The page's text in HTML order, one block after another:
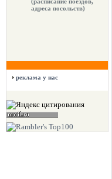
адреса посольств)
реклама у нас